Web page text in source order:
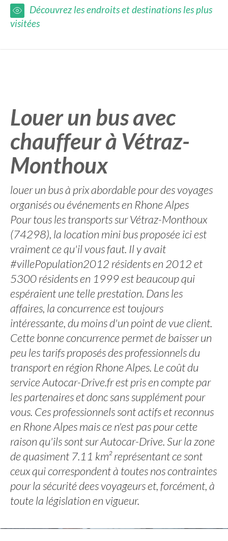
Découvrez les endroits et destinations les plus
visitées
Louer un bus avec
chauffeur à Vétraz-
Monthoux
louer un bus à prix abordable pour des voyages
organisés ou événements en Rhone Alpes
Pour tous les transports sur Vétraz-Monthoux
(74298), la location mini bus proposée ici est
vraiment ce qu'il vous faut. Il y avait
#villePopulation2012 résidents en 2012 et
5300 résidents en 1999 est beaucoup qui
espéraient une telle prestation. Dans les
affaires, la concurrence est toujours
intéressante, du moins d'un point de vue client.
Cette bonne concurrence permet de baisser un
peu les tarifs proposés des professionnels du
transport en région Rhone Alpes. Le coût du
service Autocar-Drive.fr est pris en compte par
les partenaires et donc sans supplément pour
vous. Ces professionnels sont actifs et reconnus
en Rhone Alpes mais ce n'est pas pour cette
raison qu'ils sont sur Autocar-Drive. Sur la zone
de quasiment 7.11 km² représentant ce sont
ceux qui correspondent à toutes nos contraintes
pour la sécurité dees voyageurs et, forcément, à
toute la législation en vigueur.